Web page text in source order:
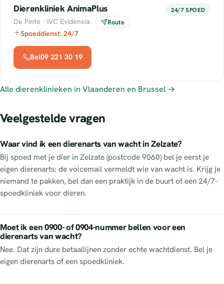
Dierenkliniek AnimaPlus 24/7 SPOED
De Pinte · IVC Evidensia Route
Spoeddienst: 24/7
Bel09 221 30 19
Alle dierenklinieken in Vlaanderen en Brussel →
Veelgestelde vragen
Waar vind ik een dierenarts van wacht in Zelzate?
Bij spoed met je dier in Zelzate (postcode 9060) bel je eerst je
eigen dierenarts: de voicemail vermeldt wie van wacht is. Krijg je
niemand te pakken, bel dan een praktijk in de buurt of een 24/7-
spoedkliniek voor dieren.
Moet ik een 0900- of 0904-nummer bellen voor een
dierenarts van wacht?
Nee. Dat zijn dure betaallijnen zonder echte wachtdienst. Bel je
eigen dierenarts of een spoedkliniek.